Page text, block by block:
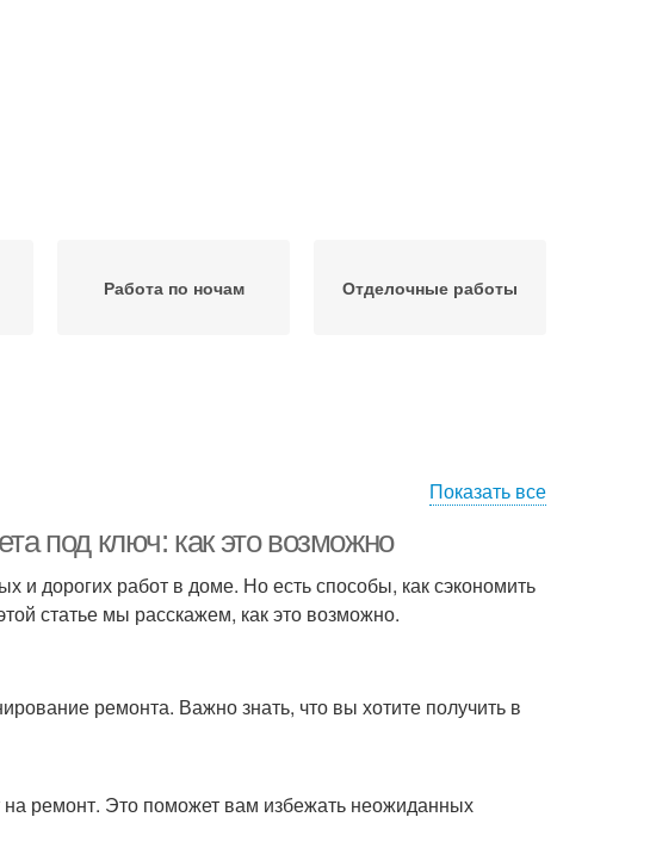
Работа по ночам Отделочные работы
Показать все
под ключ: как это возможно
и дорогих работ в доме. Но есть способы, как сэкономить
статье мы расскажем, как это возможно.
ремонта. Важно знать, что вы хотите получить в
ремонт. Это поможет вам избежать неожиданных